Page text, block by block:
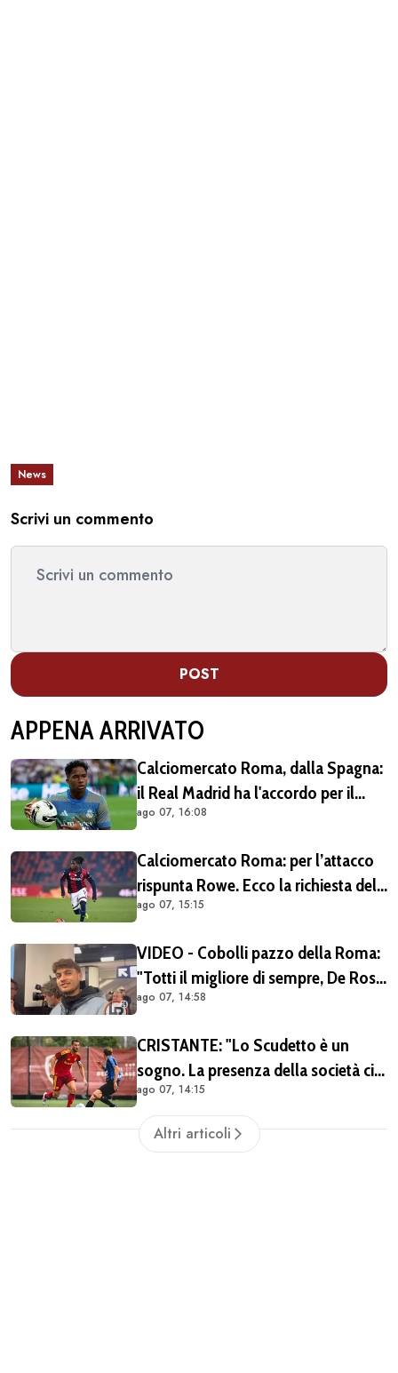
News
Scrivi un commento
POST
APPENA ARRIVATO
Calciomercato Roma, dalla Spagna:
il Real Madrid ha l'accordo per il
prestito di Endrick in Premier League
ago 07, 16:08
Calciomercato Roma: per l’attacco
rispunta Rowe. Ecco la richiesta del
Bologna
ago 07, 15:15
VIDEO - Cobolli pazzo della Roma:
"Totti il migliore di sempre, De Rossi
il miglior centrocampista. È il club
ago 07, 14:58
CRISTANTE: "Lo Scudetto è un
sogno. La presenza della società ci
dà una spinta anche sul mercato"
(VIDEO)
ago 07, 14:15
Altri articoli